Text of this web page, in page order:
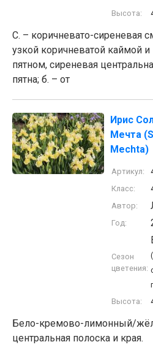
Высота:
С. – коричневато-сиреневая
узкой коричневатой каймой
пятном, сиреневая
пятна; б. – от
Ирис
Мечта
Mechta)
Артикул:
Класс:
Автор:
Год:
Сезон
цветения:
Высота:
Бело-кремово-лимонный/
центральная полоска и края.